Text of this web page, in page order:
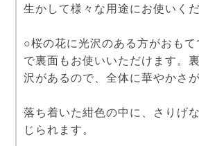
生かして様々な用途にお使いくだ
○桜の花に光沢のある方がおもて
で裏面もお使いいただけます。
沢があるので、全体に華やかさが
落ち着いた紺色の中に、さりげ
じられます。